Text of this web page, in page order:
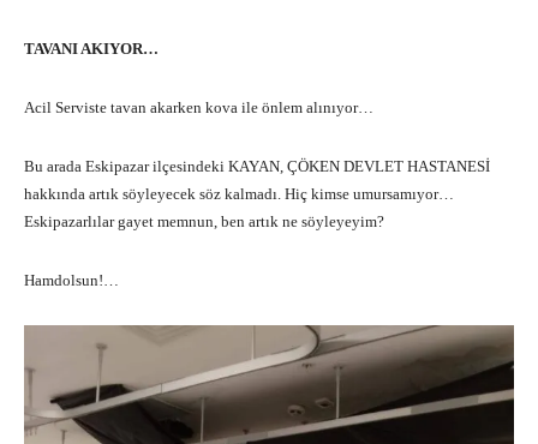
TAVANI AKIYOR…
Acil Serviste tavan akarken kova ile önlem alınıyor…
Bu arada Eskipazar ilçesindeki KAYAN, ÇÖKEN DEVLET HASTANESİ
hakkında artık söyleyecek söz kalmadı. Hiç kimse umursamıyor…
Eskipazarlılar gayet memnun, ben artık ne söyleyeyim?
Hamdolsun!…